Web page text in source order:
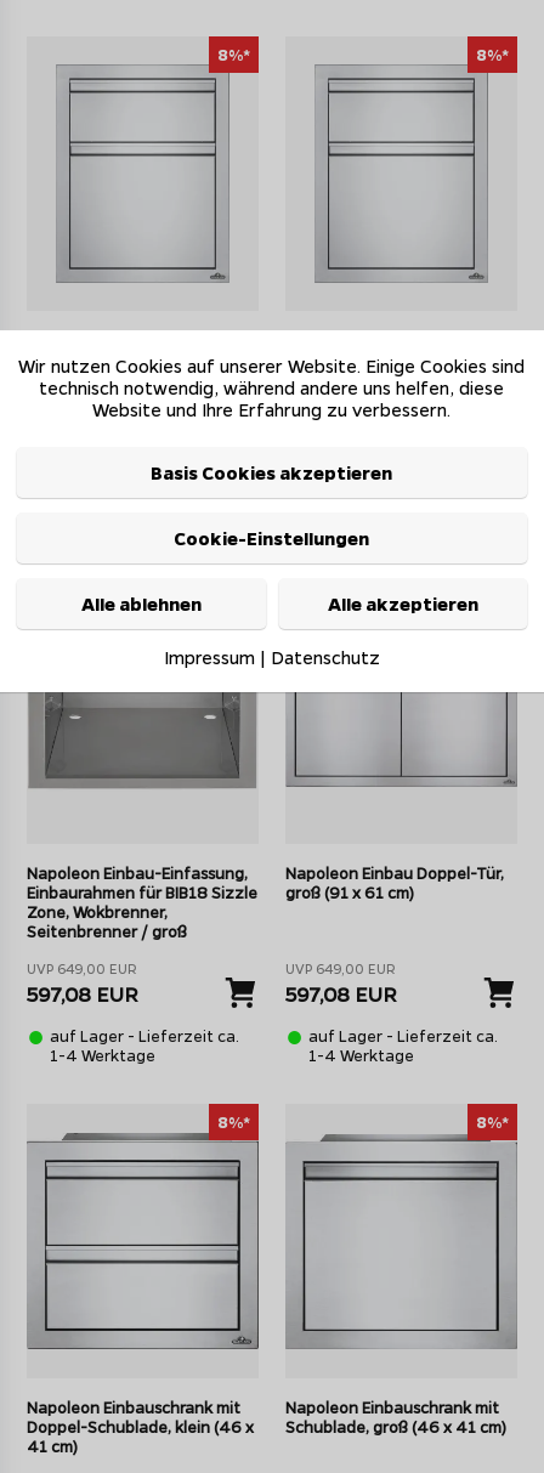
8%*
Schubladen (46 x 61 cm)
auf Lager - Lieferzeit ca.
8%*
Mülleimerschrank und
Küchenrollenhalter (46 x 61
cm)
597,08 EUR
auf Lager - Lieferzeit ca.
Napoleon Einbau-Einfassung,
Einbaurahmen für BIB18 Sizzle
Zone, Wokbrenner,
Seitenbrenner / groß
UVP 649,00 EUR
597,08 EUR
auf Lager - Lieferzeit ca.
1-4 Werktage
Napoleon Einbau Doppel-Tür,
groß (91 x 61 cm)
UVP 649,00 EUR
597,08 EUR
auf Lager - Lieferzeit ca.
1-4 Werktage
8%*
Napoleon Einbauschrank mit
Doppel-Schublade, klein (46 x
41 cm)
8%*
Napoleon Einbauschrank mit
Schublade, groß (46 x 41 cm)
Wir nutzen Cookies auf unserer Website. Einige Cookies sind
technisch notwendig, während andere uns helfen, diese
Website und Ihre Erfahrung zu verbessern.
Basis Cookies akzeptieren
Cookie-Einstellungen
Alle ablehnen Alle akzeptieren
Impressum| Datenschutz